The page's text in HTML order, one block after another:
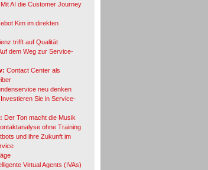
Mit AI die Customer Journey
Kim im direkten
trifft auf Qualität
dem Weg zur Service-
Contact Center als
neu denken
Investieren Sie in Service-
Der Ton macht die Musik
ohne Training
und ihre Zukunft im
Virtual Agents (IVAs)